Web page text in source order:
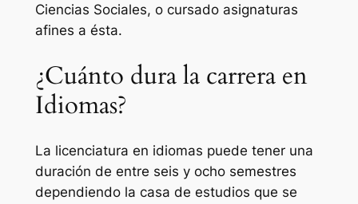
Ciencias Sociales, o cursado asignaturas
afines a ésta.
¿Cuánto dura la carrera en
Idiomas?
La licenciatura en idiomas puede tener una
duración de entre seis y ocho semestres
dependiendo la casa de estudios que se